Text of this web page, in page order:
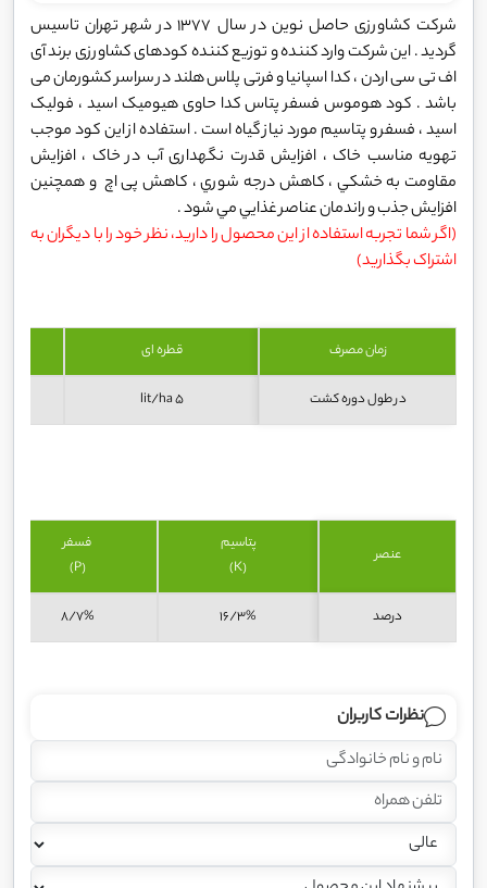
شرکت کشاورزی حاصل نوین در سال 1377 در شهر تهران تاسیس
گردید . این شرکت وارد کننده و توزیع کننده کودهای کشاورزی برند آی
اف تی سی اردن ، کدا اسپانیا و فرتی پلاس هلند در سراسر کشورمان می
باشد . کود هوموس فسفر پتاس کدا حاوی هیومیک اسید ، فولیک
اسید ، فسفر و پتاسیم مورد نیاز گیاه است . استفاده از این کود موجب
تهويه مناسب خاک ، افزايش قدرت نگهداری آب در خاک ، افزايش
مقاومت به خشكي ، كاهش درجه شوري ، كاهش پی اچ و همچنین
افزايش جذب و راندمان عناصر غذايي مي شود .
(اگر شما تجربه استفاده از این محصول را دارید، نظر خود را با دیگران به
اشتراک بگذارید)
زمان مصرف قطره ای
در طول دوره کشت 5 lit/ha
عنصر
پتاسیم
(K)
فسفر
(P)
درصد 16/3%
8/7%
نظرات کاربران